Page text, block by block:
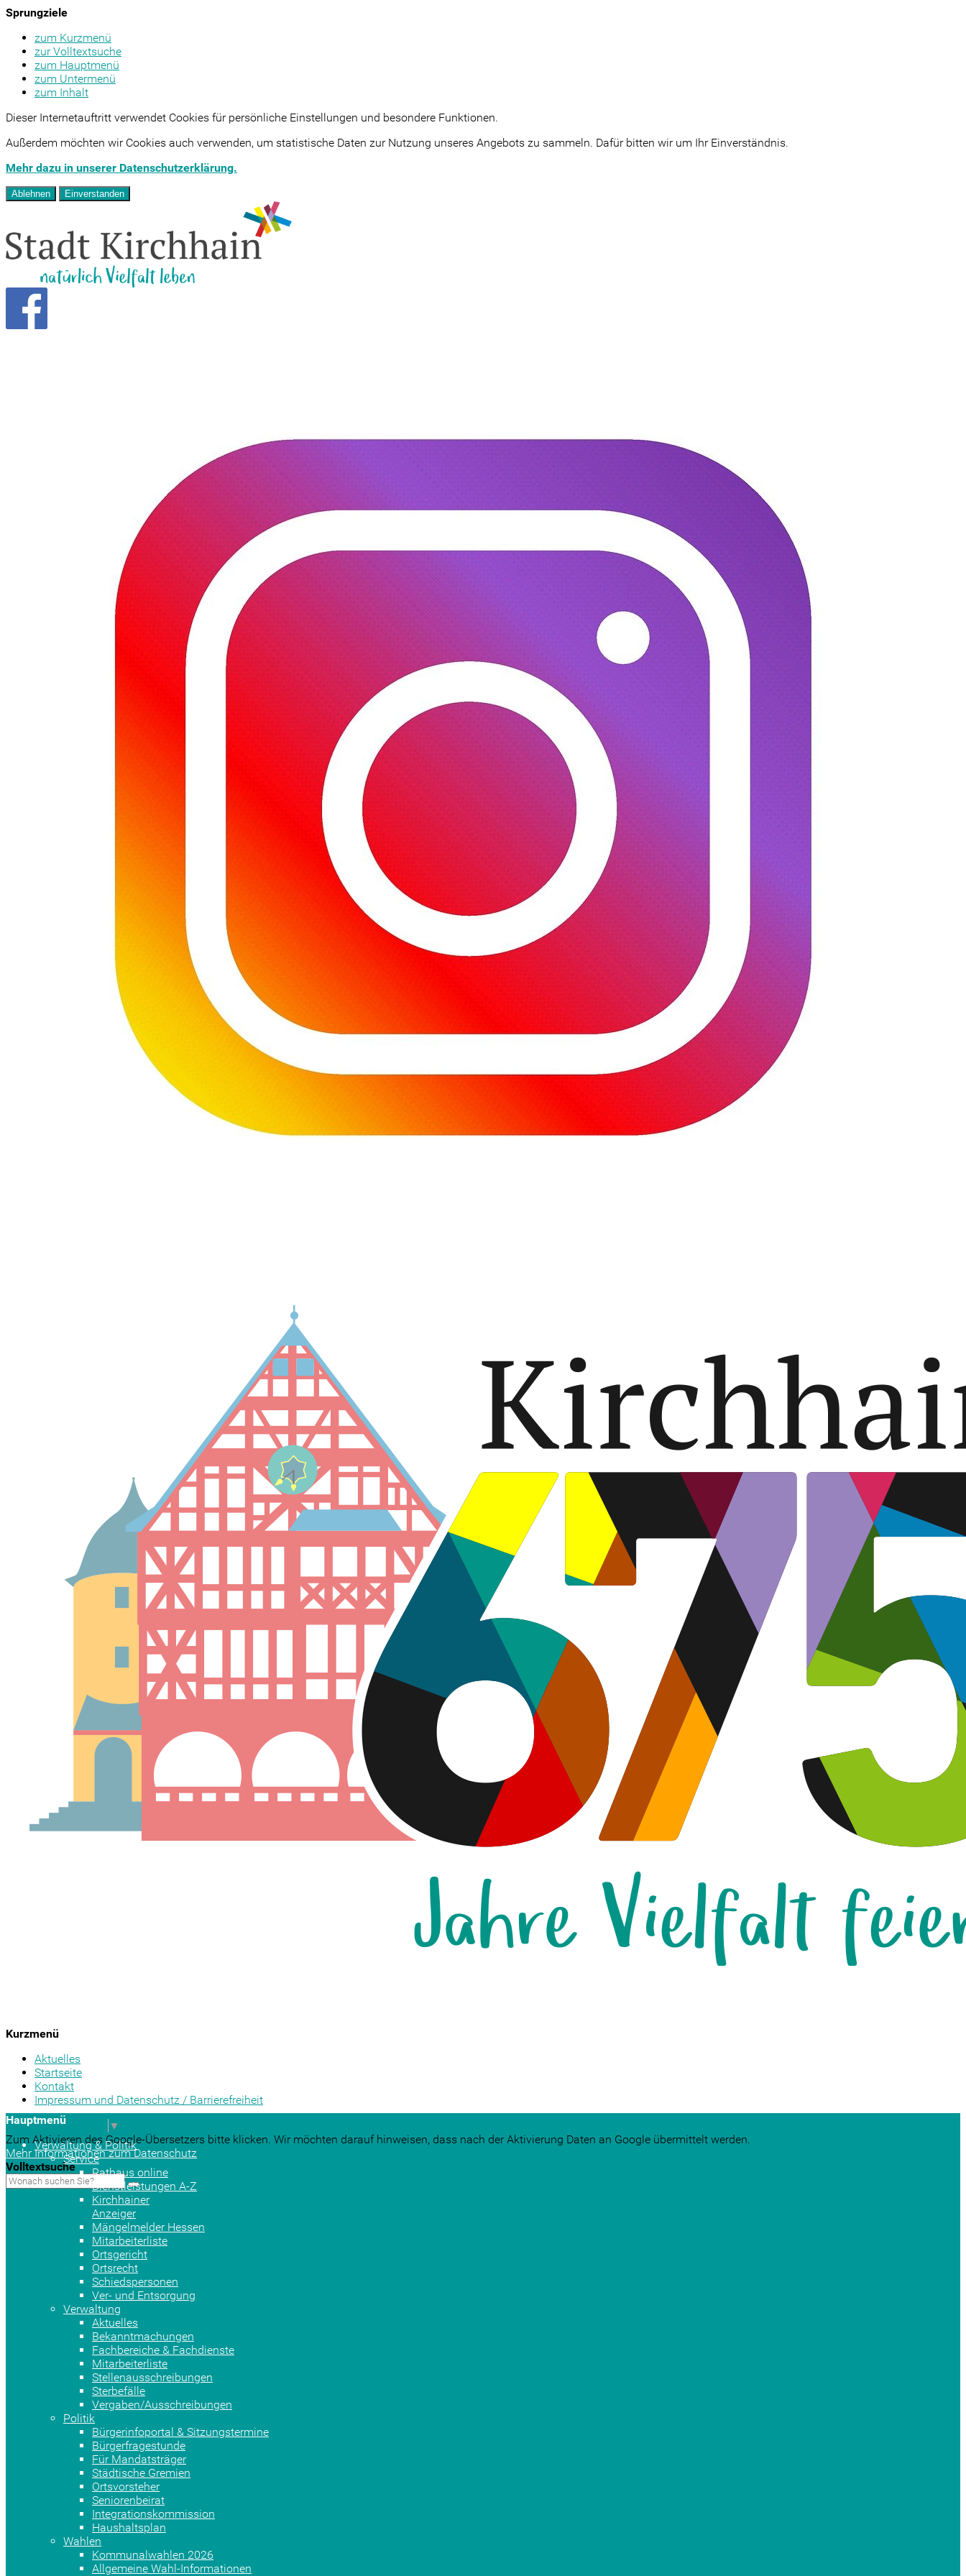
Sprungziele
zum Kurzmenü
zur Volltextsuche
zum Hauptmenü
zum Untermenü
zum Inhalt
Dieser Internetauftritt verwendet Cookies für persönliche Einstellungen und besondere Funktionen.
Außerdem möchten wir Cookies auch verwenden, um statistische Daten zur Nutzung unseres Angebots zu sammeln. Dafür bitten wir um Ihr Einverständnis.
Mehr dazu in unserer Datenschutzerklärung.
Ablehnen Einverstanden
Kurzmenü
Aktuelles
Startseite
Kontakt
Impressum und Datenschutz / Barrierefreiheit
Sprache auswählen
▼
Zum Aktivieren des Google-Übersetzers bitte klicken. Wir möchten darauf hinweisen, dass nach der Aktivierung Daten an Google übermittelt werden.
Mehr Informationen zum Datenschutz
Volltextsuche
Hauptmenü
Verwaltung & Politik
Service
Rathaus online
Dienstleistungen A-Z
Kirchhainer
Anzeiger
Mängelmelder Hessen
Mitarbeiterliste
Ortsgericht
Ortsrecht
Schiedspersonen
Ver- und Entsorgung
Verwaltung
Aktuelles
Bekanntmachungen
Fachbereiche & Fachdienste
Mitarbeiterliste
Stellenausschreibungen
Sterbefälle
Vergaben/Ausschreibungen
Politik
Bürgerinfoportal & Sitzungstermine
Bürgerfragestunde
Für Mandatsträger
Städtische Gremien
Ortsvorsteher
Seniorenbeirat
Integrationskommission
Haushaltsplan
Wahlen
Kommunalwahlen 2026
Allgemeine Wahl-Informationen